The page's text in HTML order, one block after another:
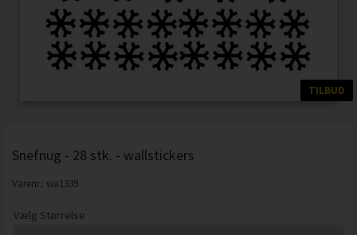
TILBUD
Snefnug - 28 stk. - wallstickers
Varenr.: wa1339
Vælg Størrelse